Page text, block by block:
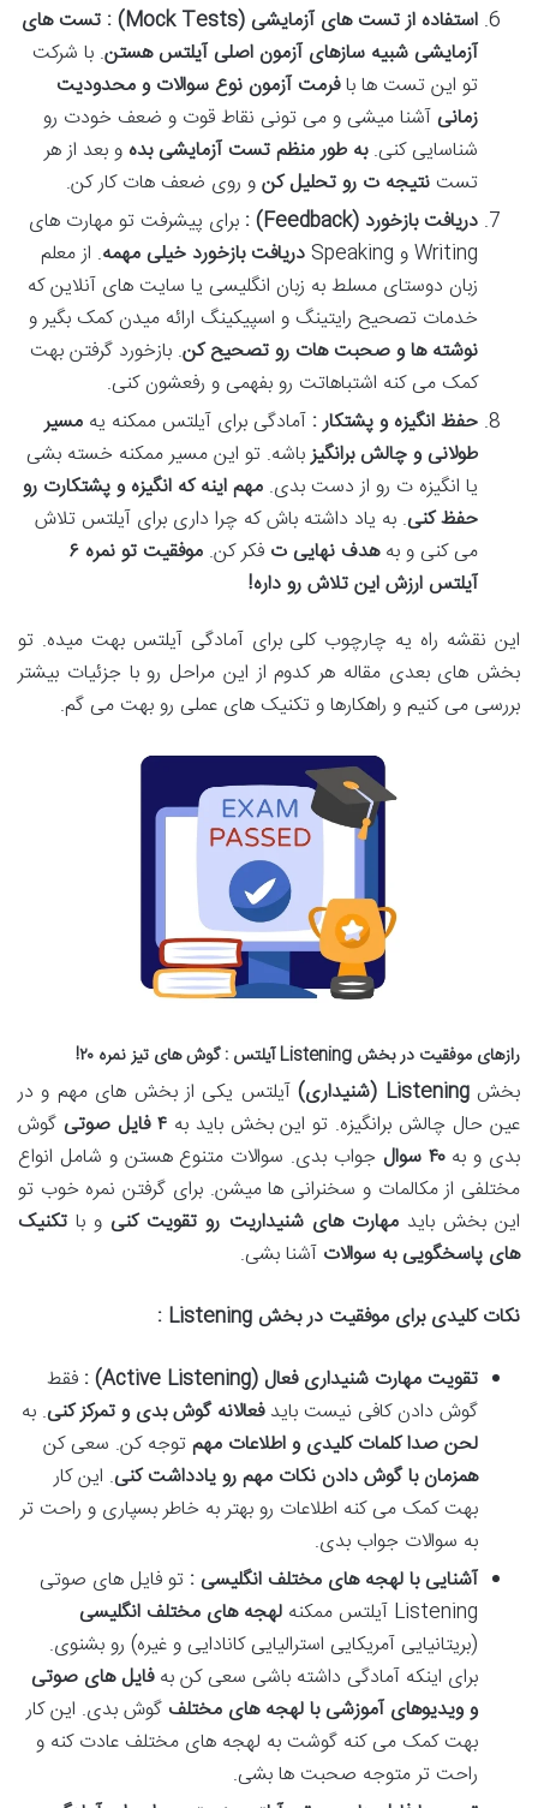
استفاده از تست های آزمایشی (Mock Tests)
: تست های
آزمایشی شبیه سازهای آزمون اصلی آیلتس هستن. با شرکت
تو این تست ها بافرمت آزمون نوع سوالات و محدودیت
زمانی آشنا میشی و می تونی نقاط قوت و ضعف خودت رو
شناسایی کنی.به طور منظم تست آزمایشی بده و بعد از هر
تست نتیجه ت رو تحلیل کنو روی ضعف هات کار کن.
دریافت بازخورد (Feedback)
: برای پیشرفت تو مهارت های
Writing و Speaking
دریافت بازخورد خیلی مهمه. از معلم
زبان دوستای مسلط به زبان انگلیسی یا سایت های آنلاین که
خدمات تصحیح رایتینگ و اسپیکینگ ارائه میدن کمک بگیر و
نوشته ها و صحبت هات رو تصحیح کن. بازخورد گرفتن بهت
کمک می کنه اشتباهاتت رو بفهمی و رفعشون کنی.
حفظ انگیزه و پشتکار : آمادگی برای آیلتس ممکنه یه مسیر
طولانی و چالش برانگیزباشه. تو این مسیر ممکنه خسته بشی
یا انگیزه ت رو از دست بدی. مهم اینه که انگیزه و پشتکارت رو
حفظ کنی. به یاد داشته باش که چرا داری برای آیلتس تلاش
می کنی و بههدف نهایی ت فکر کن. موفقیت تو نمره ۶
آیلتس ارزش این تلاش رو داره!
این نقشه راه یه چارچوب کلی برای آمادگی آیلتس بهت میده. تو
بخش های بعدی مقاله هر کدوم از این مراحل رو با جزئیات بیشتر
بررسی می کنیم و راهکارها و تکنیک های عملی رو بهت می گم.
رازهای موفقیت در بخش Listening آیلتس : گوش های تیز نمره ۲۰!
بخشListening ( شنیداری)آیلتس یکی از بخش های مهم و در
عین حال چالش برانگیزه. تو این بخش باید به۴ فایل صوتی گوش
بدی و به۴۰ سوال جواب بدی. سوالات متنوع هستن و شامل انواع
مختلفی از مکالمات و سخنرانی ها میشن. برای گرفتن نمره خوب تو
این بخش بایدمهارت های شنیداریت رو تقویت کنی و با تکنیک
های پاسخگویی به سوالات آشنا بشی.
نکات کلیدی برای موفقیت در بخش
:
تقویت مهارت شنیداری فعال (Active Listening)
: فقط
گوش دادن کافی نیست بایدفعالانه گوش بدی و تمرکز کنی. به
لحن صدا کلمات کلیدی و اطلاعات مهمتوجه کن. سعی کن
همزمان با گوش دادن نکات مهم رو یادداشت کنی. این کار
بهت کمک می کنه اطلاعات رو بهتر به خاطر بسپاری و راحت تر
به سوالات جواب بدی.
آشنایی با لهجه های مختلف انگلیسی : تو فایل های صوتی
Listening آیلتس ممکنه
لهجه های مختلف انگلیسی
(بریتانیایی آمریکایی استرالیایی کانادایی و غیره) رو بشنوی.
برای اینکه آمادگی داشته باشی سعی کن بهفایل های صوتی
و ویدیوهای آموزشی با لهجه های مختلف گوش بدی. این کار
بهت کمک می کنه گوشت به لهجه های مختلف عادت کنه و
راحت تر متوجه صحبت ها بشی.